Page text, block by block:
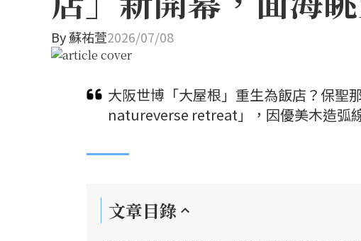
By蘇祐萱2026/07/08
大阪世博「大屋根」重生為飯店？保聖
natureverse retreat」，因優美木造弧
文章目錄